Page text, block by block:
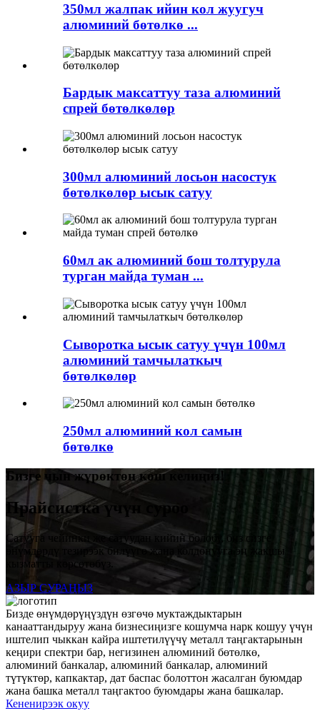
350мл жалпак ийин кол жуугуч
алюминий бөтөлкө ...
Бардык максаттуу таза алюминий
спрей бөтөлкөлөр
300мл алюминий лосьон насостук
бөтөлкөлөр ысык сатуу
60мл ак алюминий бош толтурула
турган майда туман ...
Сыворотка ысык сатуу үчүн 100мл
алюминий тамчылаткыч
бөтөлкөлөр
250мл алюминий кол самын
бөтөлкө
Бизге чын жүрөктөн кош келиңиз!
Прайсистка үчүн суроо
Сатууга чейинки же сатуудан кийин болобу, биз сизге
өнүмдөрдү тезирээк билүүгө жана колдонууга эң жакшы
кызматты көрсөтөбүз.
АЗЫР СУРАҢЫЗ
Бизде өнүмдөрүңүздүн өзгөчө муктаждыктарын
канааттандыруу жана бизнесиңизге кошумча нарк кошуу үчүн
иштелип чыккан кайра иштетилүүчү металл таңгактарынын
кеңири спектри бар, негизинен алюминий бөтөлкө,
алюминий банкалар, алюминий банкалар, алюминий
түтүктөр, капкактар, дат баспас болоттон жасалган буюмдар
жана башка металл таңгактоо буюмдары жана башкалар.
Кененирээк окуу